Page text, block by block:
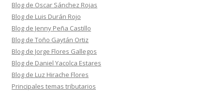
Blog de Oscar Sánchez Rojas
Blog de Luis Durán Rojo
Blog de Jenny Peña Castillo
Blog de Toño Gaytán Ortiz
Blog de Jorge Flores Gallegos
Blog de Daniel Yacolca Estares
Blog de Luz Hirache Flores
Principales temas tributarios